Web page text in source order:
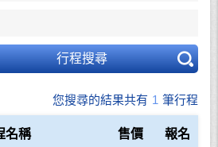
行程搜尋
您搜尋的結果共有 1 筆行程
名稱 售價 報名